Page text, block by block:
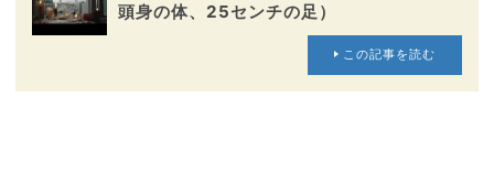
頭身の体、25センチの足）
この記事を読む